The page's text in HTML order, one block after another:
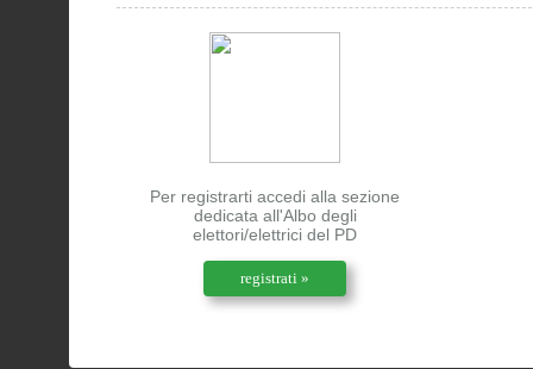
Per registrarti accedi alla sezione
dedicata all'Albo degli
elettori/elettrici del PD